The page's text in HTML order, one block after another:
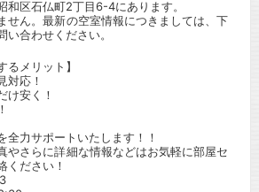
和区石仏町2丁目6-4にあります。
せん。最新の空室情報につきましては、下
合わせください。
るメリット】
対応！
け安く！
全力サポートいたします！！
やさらに詳細な情報などはお気軽に部屋セ
ください！